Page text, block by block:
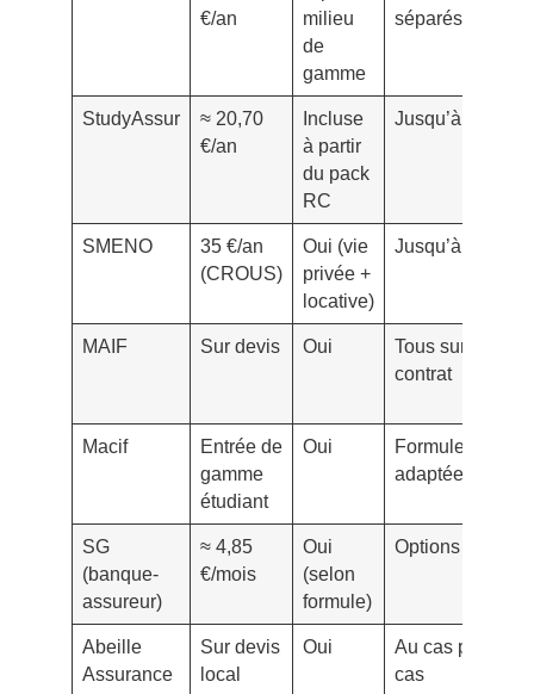
€/an
milieu
de
gamme
séparés
StudyAssur
≈ 20,70
€/an
Incluse
à partir
du pack
RC
Jusqu’à 4
SMENO
35 €/an
(CROUS)
Oui (vie
privée +
locative)
Jusqu’à 5
MAIF Sur devis Oui
Tous sur un
contrat
Macif
Entrée de
gamme
étudiant
Oui
Formules
adaptées
SG
(banque-
assureur)
≈ 4,85
€/mois
Oui
(selon
formule)
Options
Abeille
Assurance
Sur devis
local
Oui
Au cas par
cas